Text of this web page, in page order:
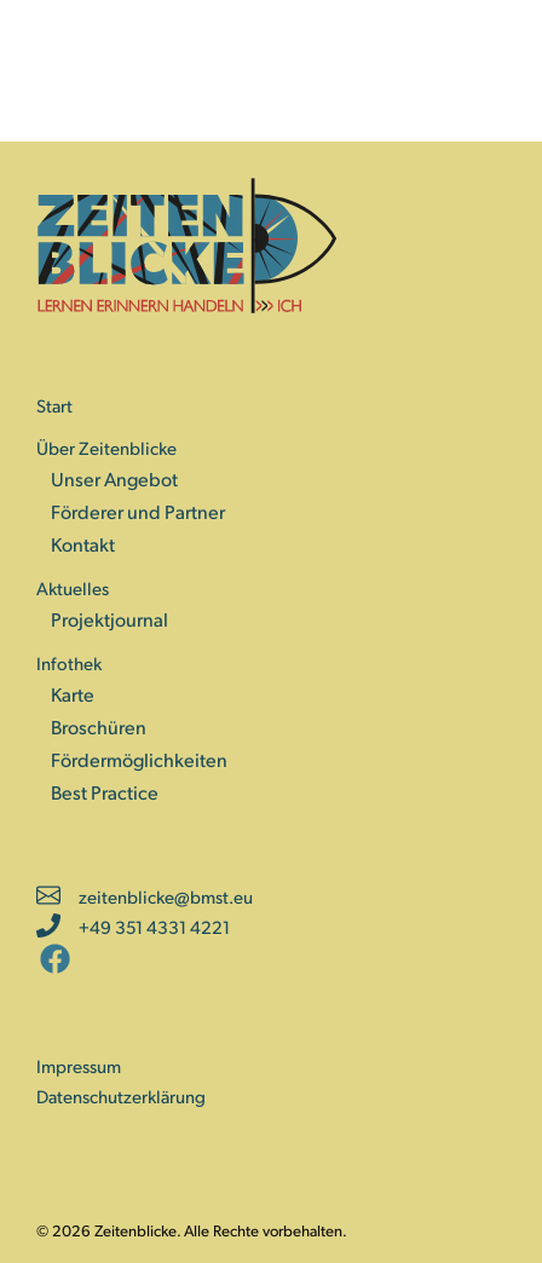
Start
Über Zeitenblicke
Unser Angebot
Förderer und Partner
Kontakt
Aktuelles
Projektjournal
Infothek
Karte
Broschüren
Fördermöglichkeiten
Best Practice
zeitenblicke@bmst.eu
+49 351 4331 4221
Impressum
Datenschutzerklärung
© 2026 Zeitenblicke. Alle Rechte vorbehalten.